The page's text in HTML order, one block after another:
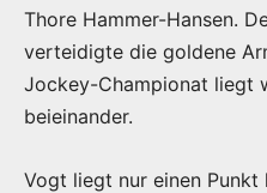
Thore Hammer-Hansen.
verteidigte die goldene
Jockey-Championat liegt
beieinander.
Vogt liegt nur einen